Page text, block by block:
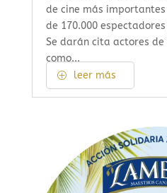
de cine más
de 170.000
Se darán cita actores
como...
leer más